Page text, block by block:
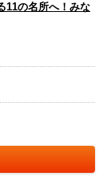
11の名所へ！みな